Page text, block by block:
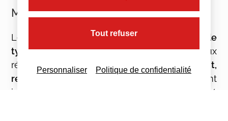
Modalités de déclaration
Le est déclaré enDSN
code
type de personnel 820, ou 822 en cas de taux
réduit. Les règles de
recouvrement,
remboursement et exonérations
sont
identiques à celles du versement mobilité
Tout refuser
Personnaliser Politique de confidentialité